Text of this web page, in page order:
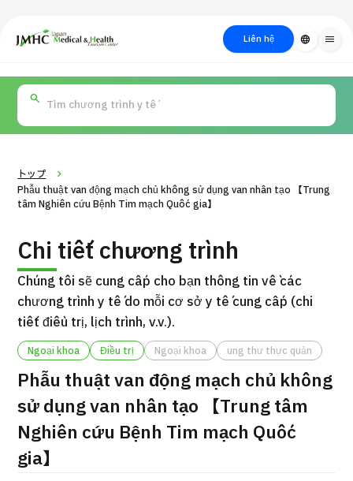
Trung tâm Du lịch Y tế & Sức khỏe Nhật Bản (JMHC)
Liên hệ language menu
Về Japan
Medical
Quy trình khám chữa
bệnh
Tìm theo
bộ phận
Tìm theo xét
nghiệm / phương
kiếm y
PICK UP PROGRAM
Gói dịch vụ ý kiến y tế thứ hai cho bệnh nhân quốc tế（Bệnh
viện Đa khoa Shonan Kamakura）
治療 治療
2026.01.12
トップ
Phẫu thuật van động mạch chủ không sử dụng van nhân tạo 【Trung
tâm Nghiên cứu Bệnh Tim mạch Quốc gia】
Chi tiết chương trình
Chúng tôi sẽ cung cấp cho bạn thông tin về các
chương trình y tế do mỗi cơ sở y tế cung cấp (chi
tiết điều trị, lịch trình, v.v.).
Ngoại khoa Điều trị Ngoại khoa ung thư thực quản
Phẫu thuật van động mạch chủ không
sử dụng van nhân tạo 【Trung tâm
Nghiên cứu Bệnh Tim mạch Quốc
gia】